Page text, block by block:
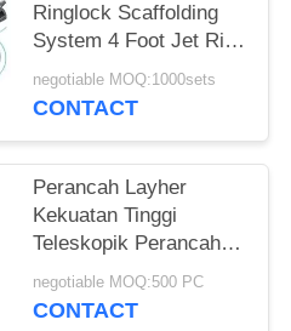
Ringlock Scaffolding
System 4 Foot Jet Ring
Galvanis
negotiable MOQ:1000sets
CONTACT
Perancah Layher
Kekuatan Tinggi
Teleskopik Perancah
Silverstep Tangga
negotiable MOQ:500 PC
CONTACT